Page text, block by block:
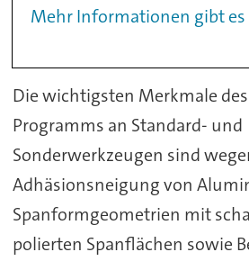
Mehr Informationen gibt
Die wichtigsten Merkmale
Programms an Standard- und
Sonderwerkzeugen sind
Adhäsionsneigung von
Spanformgeometrien mit
polierten Spanflächen sowie